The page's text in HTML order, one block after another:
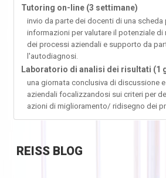
Tutoring on-line (3 settimane)
invio da parte dei docenti di una scheda
informazioni per valutare il potenziale di
dei processi aziendali e supporto da
l'autodiagnosi.
Laboratorio di analisi dei risultati (1
una giornata conclusiva di discussione
aziendali focalizzandosi sui criteri per
azioni di miglioramento/ ridisegno dei
REISSBLOG